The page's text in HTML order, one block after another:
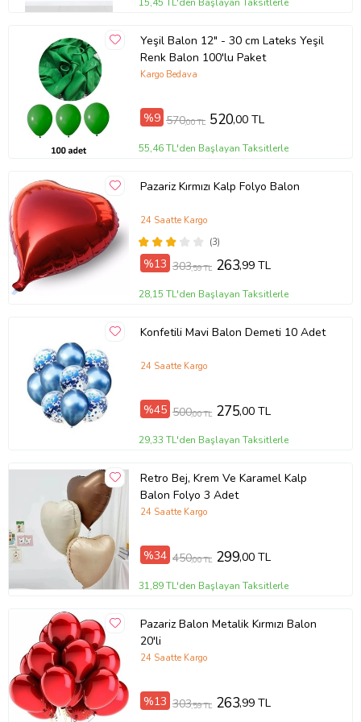
Yeşil Balon 12" - 30 cm Lateks Yeşil
Renk Balon 100'lu Paket
Kargo Bedava
%9 570,00 TL 520,00 TL
55,46 TL'den Başlayan Taksitlerle
Pazariz Kırmızı Kalp Folyo Balon
(3)
24 Saatte Kargo
%13 303,59 TL 263,99 TL
28,15 TL'den Başlayan Taksitlerle
Konfetili Mavi Balon Demeti 10 Adet
24 Saatte Kargo
%45 500,00 TL 275,00 TL
29,33 TL'den Başlayan Taksitlerle
Retro Bej, Krem Ve Karamel Kalp
Balon Folyo 3 Adet
24 Saatte Kargo
%34 450,00 TL 299,00 TL
31,89 TL'den Başlayan Taksitlerle
Pazariz Balon Metalik Kırmızı Balon
20'li
24 Saatte Kargo
%13 303,59 TL 263,99 TL